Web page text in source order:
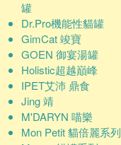
罐
Dr.Pro機能性貓罐
GimCat 竣寶
GOEN 御宴湯罐
Holistic超越巔峰
IPET艾沛 鼎食
Jing 靖
M'DARYN 喵樂
Mon Petit 貓倍麗系列